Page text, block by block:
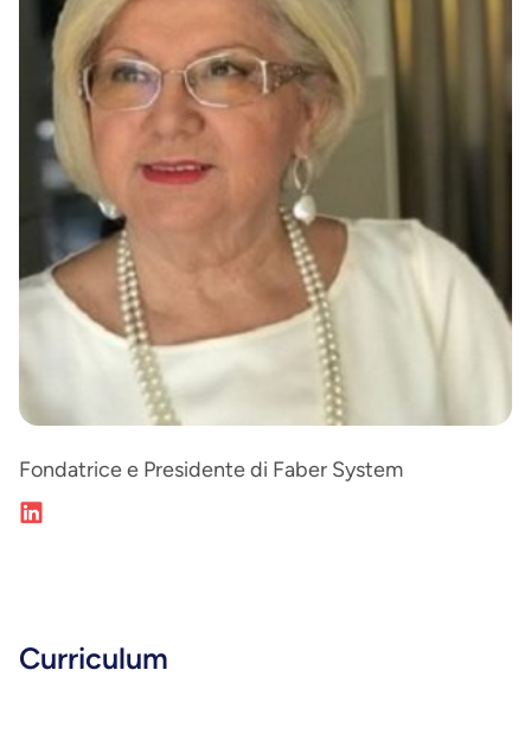
La nostra comunità
Fondatrice e Presidente di Faber System
Curriculum